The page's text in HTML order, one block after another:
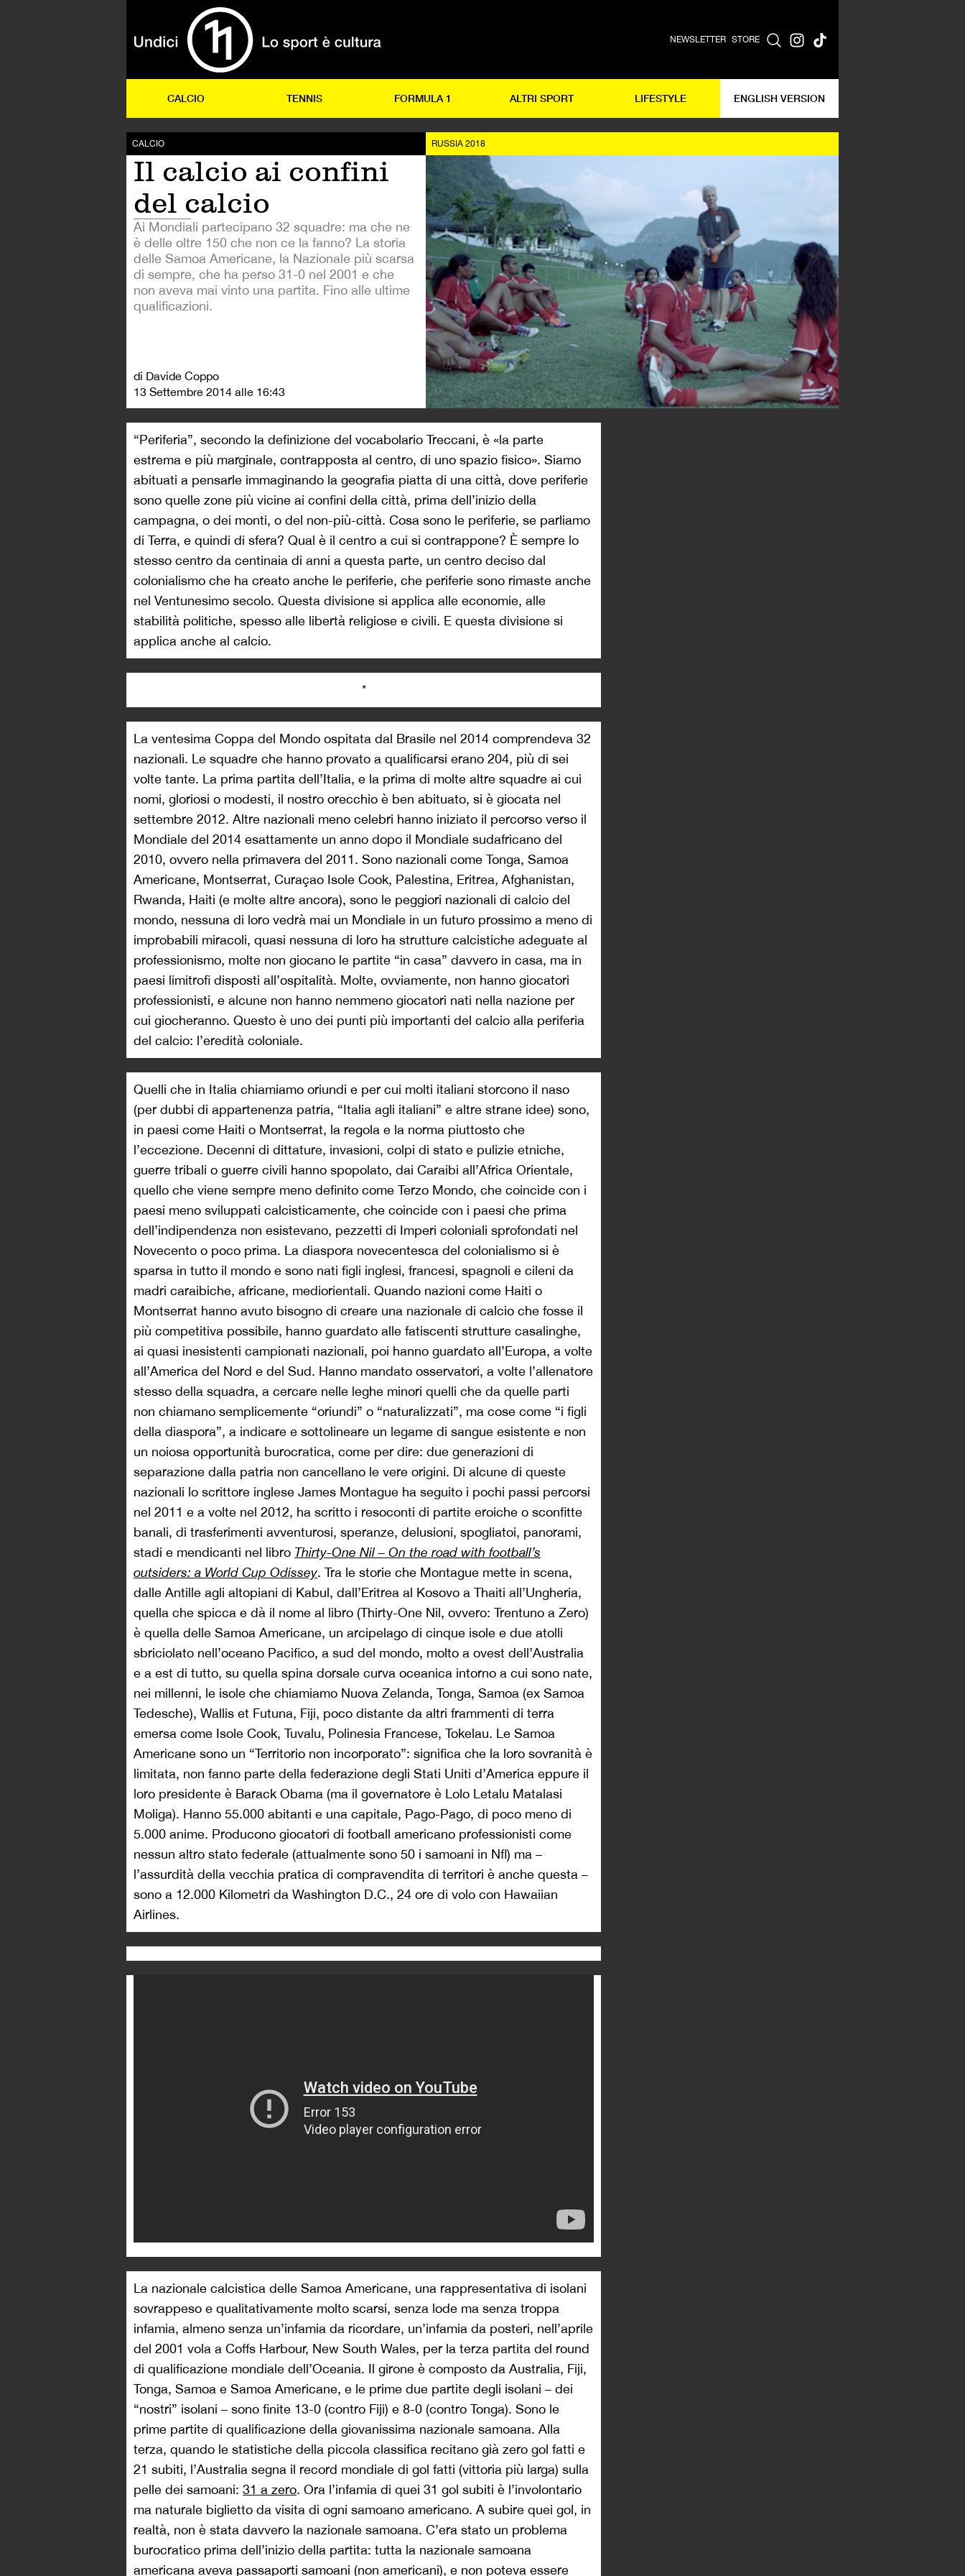
NEWSLETTER STORE
CALCIO TENNIS FORMULA 1 ALTRI SPORT LIFESTYLE ENGLISH VERSION
CALCIO
Il calcio ai confini
del calcio
Ai Mondiali partecipano 32 squadre: ma che ne
è delle oltre 150 che non ce la fanno? La storia
delle Samoa Americane, la Nazionale più scarsa
di sempre, che ha perso 31-0 nel 2001 e che
non aveva mai vinto una partita. Fino alle ultime
qualificazioni.
di Davide Coppo
13 Settembre 2014 alle 16:43
RUSSIA 2018
“Periferia”, secondo la definizione del vocabolario Treccani, è «la parte
estrema e più marginale, contrapposta al centro, di uno spazio fisico». Siamo
abituati a pensarle immaginando la geografia piatta di una città, dove periferie
sono quelle zone più vicine ai confini della città, prima dell’inizio della
campagna, o dei monti, o del non-più-città. Cosa sono le periferie, se parliamo
di Terra, e quindi di sfera? Qual è il centro a cui si contrappone? È sempre lo
stesso centro da centinaia di anni a questa parte, un centro deciso dal
colonialismo che ha creato anche le periferie, che periferie sono rimaste anche
nel Ventunesimo secolo. Questa divisione si applica alle economie, alle
stabilità politiche, spesso alle libertà religiose e civili. E questa divisione si
applica anche al calcio.
*
La ventesima Coppa del Mondo ospitata dal Brasile nel 2014 comprendeva 32
nazionali. Le squadre che hanno provato a qualificarsi erano 204, più di sei
volte tante. La prima partita dell’Italia, e la prima di molte altre squadre ai cui
nomi, gloriosi o modesti, il nostro orecchio è ben abituato, si è giocata nel
settembre 2012. Altre nazionali meno celebri hanno iniziato il percorso verso il
Mondiale del 2014 esattamente un anno dopo il Mondiale sudafricano del
2010, ovvero nella primavera del 2011. Sono nazionali come Tonga, Samoa
Americane, Montserrat, Curaçao Isole Cook, Palestina, Eritrea, Afghanistan,
Rwanda, Haiti (e molte altre ancora), sono le peggiori nazionali di calcio del
mondo, nessuna di loro vedrà mai un Mondiale in un futuro prossimo a meno di
improbabili miracoli, quasi nessuna di loro ha strutture calcistiche adeguate al
professionismo, molte non giocano le partite “in casa” davvero in casa, ma in
paesi limitrofi disposti all’ospitalità. Molte, ovviamente, non hanno giocatori
professionisti, e alcune non hanno nemmeno giocatori nati nella nazione per
cui giocheranno. Questo è uno dei punti più importanti del calcio alla periferia
del calcio: l’eredità coloniale.
Quelli che in Italia chiamiamo oriundi e per cui molti italiani storcono il naso
(per dubbi di appartenenza patria, “Italia agli italiani” e altre strane idee) sono,
in paesi come Haiti o Montserrat, la regola e la norma piuttosto che
l’eccezione. Decenni di dittature, invasioni, colpi di stato e pulizie etniche,
guerre tribali o guerre civili hanno spopolato, dai Caraibi all’Africa Orientale,
quello che viene sempre meno definito come Terzo Mondo, che coincide con i
paesi meno sviluppati calcisticamente, che coincide con i paesi che prima
dell’indipendenza non esistevano, pezzetti di Imperi coloniali sprofondati nel
Novecento o poco prima. La diaspora novecentesca del colonialismo si è
sparsa in tutto il mondo e sono nati figli inglesi, francesi, spagnoli e cileni da
madri caraibiche, africane, mediorientali. Quando nazioni come Haiti o
Montserrat hanno avuto bisogno di creare una nazionale di calcio che fosse il
più competitiva possibile, hanno guardato alle fatiscenti strutture casalinghe,
ai quasi inesistenti campionati nazionali, poi hanno guardato all’Europa, a volte
all’America del Nord e del Sud. Hanno mandato osservatori, a volte l’allenatore
stesso della squadra, a cercare nelle leghe minori quelli che da quelle parti
non chiamano semplicemente “oriundi” o “naturalizzati”, ma cose come “i figli
della diaspora”, a indicare e sottolineare un legame di sangue esistente e non
un noiosa opportunità burocratica, come per dire: due generazioni di
separazione dalla patria non cancellano le vere origini. Di alcune di queste
nazionali lo scrittore inglese James Montague ha seguito i pochi passi percorsi
nel 2011 e a volte nel 2012, ha scritto i resoconti di partite eroiche o sconfitte
banali, di trasferimenti avventurosi, speranze, delusioni, spogliatoi, panorami,
stadi e mendicanti nel libro Thirty-One Nil – On the road with football’s
outsiders: a World Cup Odissey. Tra le storie che Montague mette in scena,
dalle Antille agli altopiani di Kabul, dall’Eritrea al Kosovo a Thaiti all’Ungheria,
quella che spicca e dà il nome al libro (Thirty-One Nil, ovvero: Trentuno a Zero)
è quella delle Samoa Americane, un arcipelago di cinque isole e due atolli
sbriciolato nell’oceano Pacifico, a sud del mondo, molto a ovest dell’Australia
e a est di tutto, su quella spina dorsale curva oceanica intorno a cui sono nate,
nei millenni, le isole che chiamiamo Nuova Zelanda, Tonga, Samoa (ex Samoa
Tedesche), Wallis et Futuna, Fiji, poco distante da altri frammenti di terra
emersa come Isole Cook, Tuvalu, Polinesia Francese, Tokelau. Le Samoa
Americane sono un “Territorio non incorporato”: significa che la loro sovranità è
limitata, non fanno parte della federazione degli Stati Uniti d’America eppure il
loro presidente è Barack Obama (ma il governatore è Lolo Letalu Matalasi
Moliga). Hanno 55.000 abitanti e una capitale, Pago-Pago, di poco meno di
5.000 anime. Producono giocatori di football americano professionisti come
nessun altro stato federale (attualmente sono 50 i samoani in Nfl) ma –
l’assurdità della vecchia pratica di compravendita di territori è anche questa –
sono a 12.000 Kilometri da Washington D.C., 24 ore di volo con Hawaiian
Airlines.
La nazionale calcistica delle Samoa Americane, una rappresentativa di isolani
sovrappeso e qualitativamente molto scarsi, senza lode ma senza troppa
infamia, almeno senza un’infamia da ricordare, un’infamia da posteri, nell’aprile
del 2001 vola a Coffs Harbour, New South Wales, per la terza partita del round
di qualificazione mondiale dell’Oceania. Il girone è composto da Australia, Fiji,
Tonga, Samoa e Samoa Americane, e le prime due partite degli isolani – dei
“nostri” isolani – sono finite 13-0 (contro Fiji) e 8-0 (contro Tonga). Sono le
prime partite di qualificazione della giovanissima nazionale samoana. Alla
terza, quando le statistiche della piccola classifica recitano già zero gol fatti e
21 subiti, l’Australia segna il record mondiale di gol fatti (vittoria più larga) sulla
pelle dei samoani: 31 a zero. Ora l’infamia di quei 31 gol subiti è l’involontario
ma naturale biglietto da visita di ogni samoano americano. A subire quei gol, in
realtà, non è stata davvero la nazionale samoana. C’era stato un problema
burocratico prima dell’inizio della partita: tutta la nazionale samoana
americana aveva passaporti samoani (non americani), e non poteva essere